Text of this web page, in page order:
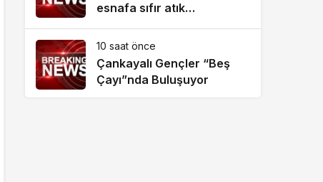
esnafa sıfır atık
10 saat önce
Çankayalı Gençler “Beş
Çayı”nda Buluşuyor